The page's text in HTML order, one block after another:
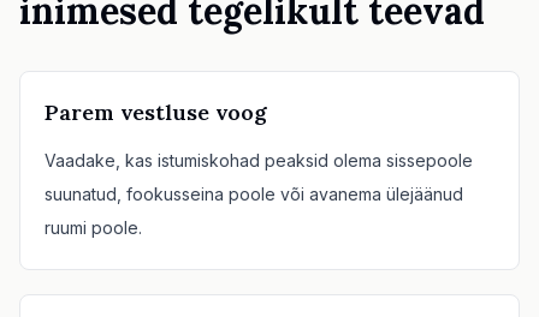
inimesed tegelikult teevad
Parem vestluse voog
Vaadake, kas istumiskohad peaksid olema sissepoole
suunatud, fookusseina poole või avanema ülejäänud
ruumi poole.